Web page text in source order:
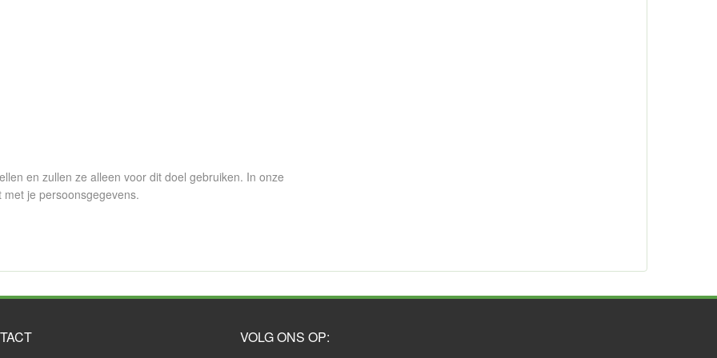
en zullen ze alleen voor dit doel gebruiken. In onze
je persoonsgegevens.
VOLG ONS OP: